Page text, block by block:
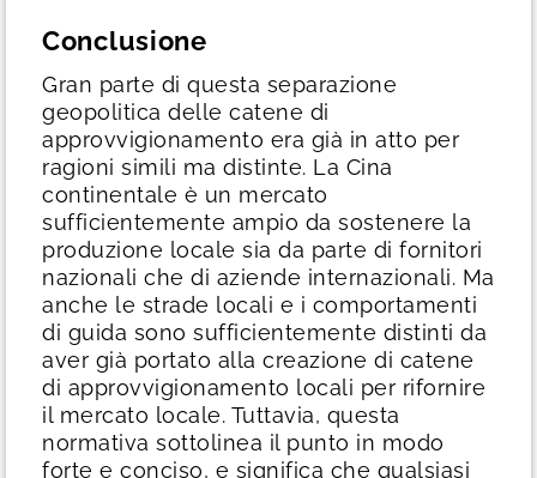
Conclusione
Gran parte di questa separazione
geopolitica delle catene di
approvvigionamento era già in atto per
ragioni simili ma distinte. La Cina
continentale è un mercato
sufficientemente ampio da sostenere la
produzione locale sia da parte di fornitori
nazionali che di aziende internazionali. Ma
anche le strade locali e i comportamenti
di guida sono sufficientemente distinti da
aver già portato alla creazione di catene
di approvvigionamento locali per rifornire
il mercato locale. Tuttavia, questa
normativa sottolinea il punto in modo
forte e conciso, e significa che qualsiasi